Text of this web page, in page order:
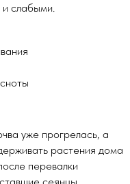
и слабыми.
уже прогрелась, а
растения дома
перевалки